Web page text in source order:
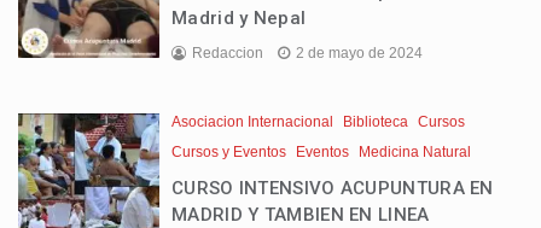
Madrid y Nepal
Redaccion 2 de mayo de 2024
Asociacion Internacional Biblioteca
Cursos
Cursos y Eventos
Eventos Medicina Natural
CURSO INTENSIVO ACUPUNTURA EN
MADRID Y TAMBIEN EN LINEA